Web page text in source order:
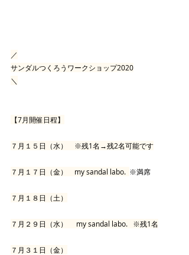
／
サンダルつくろうワークショップ2020
＼
【7月開催日程】
７月１５日（水）　※残1名→残2名可能です
７月１７日（金）　my sandal labo. ※満席
７月１８日（土）
７月２９日（水）　 my sandal labo.   ※残1名
７月３１日（金）